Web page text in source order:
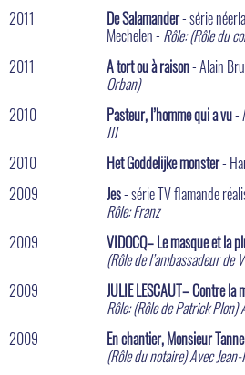
2011
De Salamander- série
Mechelen - Rôle: (Rôle du
2011
A tort ou à raison- Alain
Orban)
2010
Pasteur, l’homme qui a vu-
III
2010
Het Goddelijke monster-
2009
Jes- série TV flamande
Rôle: Franz
2009
VIDOCQ– Le masque et la
(Rôle de l’ambassadeur de
2009
JULIE LESCAUT– Contre la
Rôle: (Rôle de Patrick Plon)
2009
En chantier, Monsieur
(Rôle du notaire) Avec